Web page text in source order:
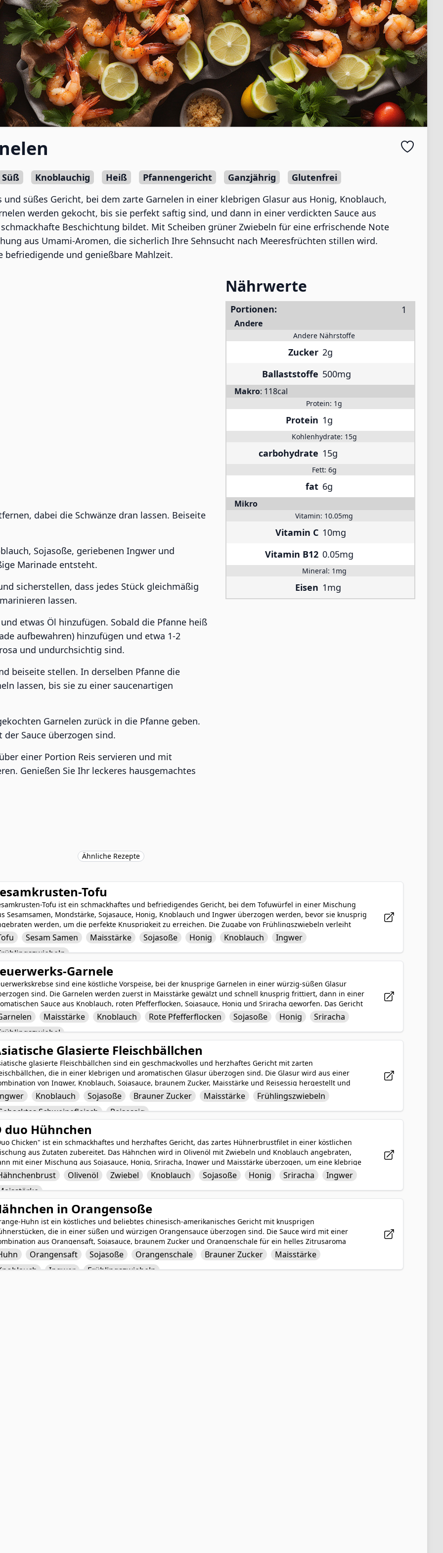
Süß Knoblauchig Heiß Pfannengericht Ganzjährig
Glutenfrei
süßes Gericht, bei dem zarte Garnelen in einer klebrigen Glasur aus Honig, Knoblauch,
werden gekocht, bis sie perfekt saftig sind, und dann in einer verdickten Sauce aus
Beschichtung bildet. Mit Scheiben grüner Zwiebeln für eine erfrischende Note
aus Umami-Aromen, die sicherlich Ihre Sehnsucht nach Meeresfrüchten stillen wird.
befriedigende und genießbare Mahlzeit.
dabei die Schwänze dran lassen. Beiseite
Sojasoße, geriebenen Ingwer und
Marinade entsteht.
sicherstellen, dass jedes Stück gleichmäßig
lassen.
etwas Öl hinzufügen. Sobald die Pfanne heiß
aufbewahren) hinzufügen und etwa 1-2
und undurchsichtig sind.
beiseite stellen. In derselben Pfanne die
lassen, bis sie zu einer saucenartigen
Garnelen zurück in die Pfanne geben.
Sauce überzogen sind.
einer Portion Reis servieren und mit
Genießen Sie Ihr leckeres hausgemachtes
Nährwerte
Portionen:
Andere
Andere Nährstoffe
Zucker 2g
Ballaststoffe 500mg
Makro: 118cal
Protein: 1g
Protein 1g
Kohlenhydrate: 15g
carbohydrate 15g
Fett: 6g
fat 6g
Mikro
Vitamin: 10.05mg
Vitamin C 10mg
Vitamin B12 0.05mg
Mineral: 1mg
Eisen 1mg
Ähnliche Rezepte
Tofu
Tofu ist ein schmackhaftes und befriedigendes Gericht, bei dem Tofuwürfel in einer Mischung
Sesamsamen, Mondstärke, Sojasauce, Honig, Knoblauch und Ingwer überzogen werden, bevor sie knusprig
werden, um die perfekte Knusprigkeit zu erreichen. Die Zugabe von Frühlingszwiebeln verleiht
Gericht einen frischen und aromatischen Abschluss und macht es zu einer köstlichen und gesunden
für Vegetarier und Tofu-Enthusiasten. Die knusprige Textur der sesamkrusten harmoniert mit dem
Tofu und schafft eine harmonische Mischung aus Geschmacksrichtungen, die sowohl befriedigend
auch nahrhaft ist.
Sesam Samen Maisstärke Sojasoße Honig Knoblauch
Ingwer
Garnele
sind eine köstliche Vorspeise, bei der knusprige Garnelen in einer würzig-süßen Glasur
sind. Die Garnelen werden zuerst in Maisstärke gewälzt und schnell knusprig frittiert, dann in einer
Sauce aus Knoblauch, roten Pfefferflocken, Sojasauce, Honig und Sriracha geworfen. Das Gericht
mit in Scheiben geschnittenen Frühlingszwiebeln garniert und erhält damit einen frischen und
Abschluss. Feuerwerkskrebse bieten eine perfekte Balance zwischen Schärfe und Süße und sind
eine beliebte Wahl für diejenigen, die mutige und pikante Aromen genießen.
Maisstärke Knoblauch Rote Pfefferflocken Sojasoße Honig
Sriracha
Glasierte Fleischbällchen
glasierte Fleischbällchen sind ein geschmackvolles und herzhaftes Gericht mit zarten
die in einer klebrigen und aromatischen Glasur überzogen sind. Die Glasur wird aus einer
von Ingwer, Knoblauch, Sojasauce, braunem Zucker, Maisstärke und Reisessig hergestellt und
den Fleischbällchen eine perfekte Balance aus süßen, herzhaften und pikanten Aromen. Garniert mit
Frühlingszwiebeln für einen Hauch von Frische sind diese asiatisch inspirierten Fleischbällchen ein
und befriedigendes Gericht, das bei jeder Mahlzeit oder Veranstaltung sicher ein Hit sein wird.
Knoblauch Sojasoße Brauner Zucker Maisstärke
Frühlingszwiebeln
Schweinefleisch
Reisessig
duo Hühnchen
Chicken" ist ein schmackhaftes und herzhaftes Gericht, das zartes Hühnerbrustfilet in einer köstlichen
aus Zutaten zubereitet. Das Hähnchen wird in Olivenöl mit Zwiebeln und Knoblauch angebraten,
mit einer Mischung aus Sojasauce, Honig, Sriracha, Ingwer und Maisstärke überzogen, um eine klebrige
aromatische Sauce zu kreieren. Dieses Gericht bietet eine perfekte Balance aus süßen, herzhaften und
Aromen und ist ein Publikumsmagnet, der einfach zuzubereiten, aber geschmacklich beeindruckend
Olivenöl Zwiebel Knoblauch Sojasoße Honig Sriracha
Ingwer
in Orangensoße
Huhn ist ein köstliches und beliebtes chinesisch-amerikanisches Gericht mit knusprigen
die in einer süßen und würzigen Orangensauce überzogen sind. Die Sauce wird mit einer
aus Orangensaft, Sojasauce, braunem Zucker und Orangenschale für ein helles Zitrusaroma
Knoblauch und Ingwer verleihen der Sauce Tiefe, während Maisstärke sie zu einem glänzenden
verdickt. Serviert über Reis und garniert mit Frühlingszwiebeln ist Orange-Huhn ein schmackhaftes und
Gericht, das herzhafte und süße Aromen perfekt harmoniert.
Orangensaft Sojasoße Orangenschale Brauner Zucker
Maisstärke
Ingwer Frühlingszwiebeln